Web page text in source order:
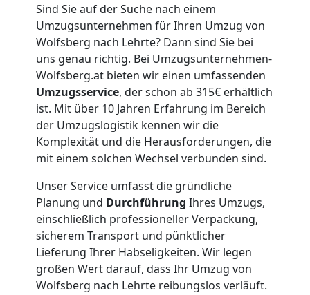
Sind Sie auf der Suche nach einem
Umzugsunternehmen für Ihren Umzug von
Wolfsberg nach Lehrte? Dann sind Sie bei
uns genau richtig. Bei Umzugsunternehmen-
Wolfsberg.at bieten wir einen umfassenden
Umzugsservice, der schon ab 315€ erhältlich
ist. Mit über 10 Jahren Erfahrung im Bereich
der Umzugslogistik kennen wir die
Komplexität und die Herausforderungen, die
mit einem solchen Wechsel verbunden sind.
Unser Service umfasst die gründliche
Planung und Durchführung Ihres Umzugs,
einschließlich professioneller Verpackung,
sicherem Transport und pünktlicher
Lieferung Ihrer Habseligkeiten. Wir legen
großen Wert darauf, dass Ihr Umzug von
Wolfsberg nach Lehrte reibungslos verläuft.